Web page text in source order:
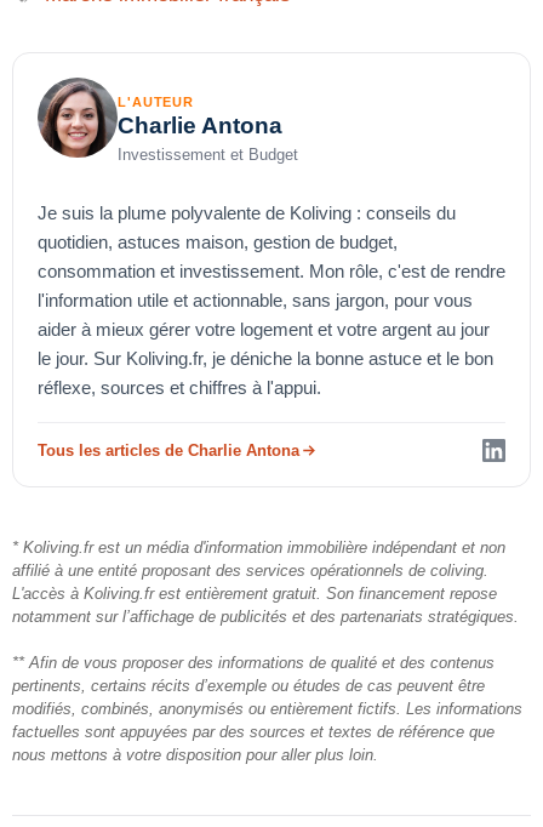
L'AUTEUR
Charlie Antona
Investissement et Budget
Je suis la plume polyvalente de Koliving : conseils du
quotidien, astuces maison, gestion de budget,
consommation et investissement. Mon rôle, c'est de rendre
l'information utile et actionnable, sans jargon, pour vous
aider à mieux gérer votre logement et votre argent au jour
le jour. Sur Koliving.fr, je déniche la bonne astuce et le bon
réflexe, sources et chiffres à l'appui.
Tous les articles de Charlie Antona
* Koliving.fr est un média d'information immobilière indépendant et non
affilié à une entité proposant des services opérationnels de coliving.
L'accès à Koliving.fr est entièrement gratuit. Son financement repose
notamment sur l’affichage de publicités et des partenariats stratégiques.
** Afin de vous proposer des informations de qualité et des contenus
pertinents, certains récits d’exemple ou études de cas peuvent être
modifiés, combinés, anonymisés ou entièrement fictifs. Les informations
factuelles sont appuyées par des sources et textes de référence que
nous mettons à votre disposition pour aller plus loin.